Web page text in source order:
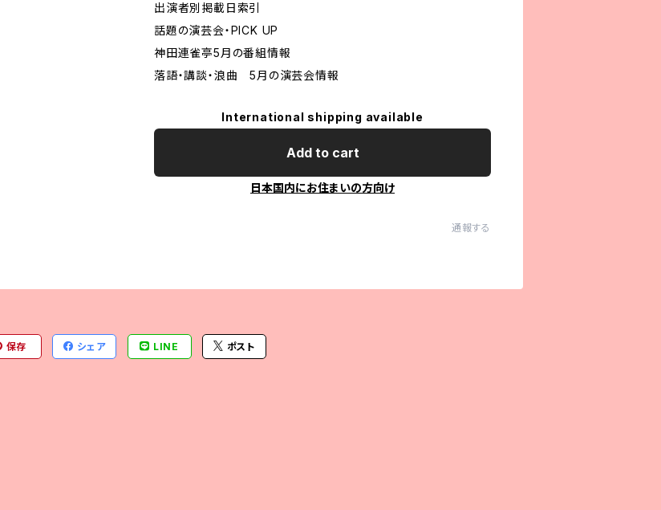
出演者別掲載日索引
話題の演芸会・PICK UP
神田連雀亭5月の番組情報
落語・講談・浪曲 5月の演芸会情報
International shipping available
Add to cart
日本国内にお住まいの方向け
通報する
保存 シェア LINE ポスト